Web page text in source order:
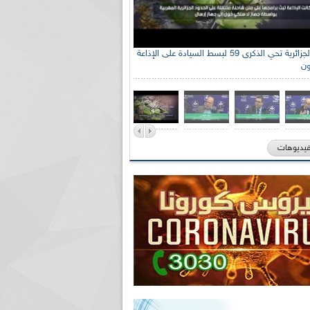
الإذاعة الجزائرية تحي الذكرى 59 لبسط السيادة على الإذاعة